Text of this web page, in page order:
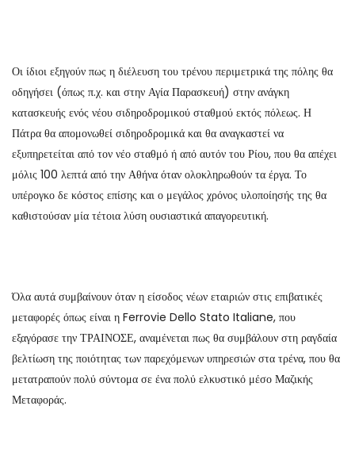
Οι ίδιοι εξηγούν πως η διέλευση του τρένου περιμετρικά της πόλης θα
οδηγήσει (όπως π.χ. και στην Αγία Παρασκευή) στην ανάγκη
κατασκευής ενός νέου σιδηροδρομικού σταθμού εκτός πόλεως. Η
Πάτρα θα απομονωθεί σιδηροδρομικά και θα αναγκαστεί να
εξυπηρετείται από τον νέο σταθμό ή από αυτόν του Ρίου, που θα απέχει
μόλις 100 λεπτά από την Αθήνα όταν ολοκληρωθούν τα έργα. Το
υπέρογκο δε κόστος επίσης και ο μεγάλος χρόνος υλοποίησής της θα
καθιστούσαν μία τέτοια λύση ουσιαστικά απαγορευτική.
Όλα αυτά συμβαίνουν όταν η είσοδος νέων εταιριών στις επιβατικές
μεταφορές όπως είναι η Ferrovie Dello Stato Italiane, που
εξαγόρασε την ΤΡΑΙΝΟΣΕ, αναμένεται πως θα συμβάλουν στη ραγδαία
βελτίωση της ποιότητας των παρεχόμενων υπηρεσιών στα τρένα, που θα
μετατραπούν πολύ σύντομα σε ένα πολύ ελκυστικό μέσο Μαζικής
Μεταφοράς.